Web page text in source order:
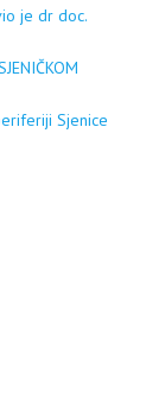
je dr doc.
Sjenice